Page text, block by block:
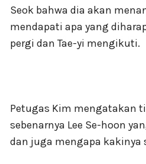
Seok bahwa dia akan
mendapati apa yang
pergi dan Tae-yi mengikuti.
Petugas Kim mengatakan
sebenarnya Lee Se-hoon
dan juga mengapa kakinya